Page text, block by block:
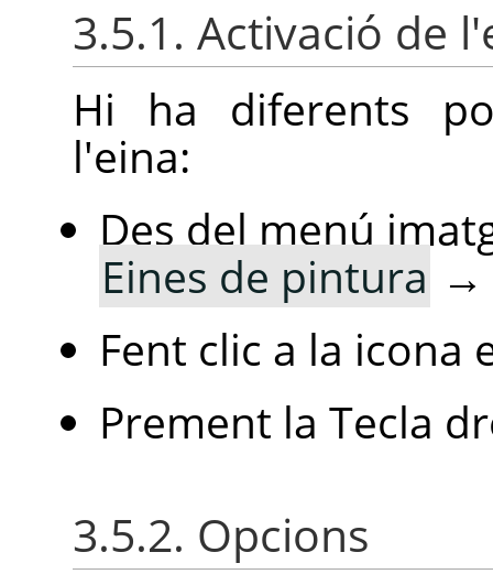
3.5.1. Activació de
Hi ha diferents
l'eina:
Des del menú
Eines de pintura
Fent clic a la icona
Prement la Tecla
3.5.2. Opcions